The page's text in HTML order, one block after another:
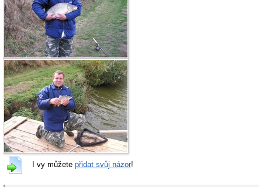
I vy můžete přidat svůj názor!